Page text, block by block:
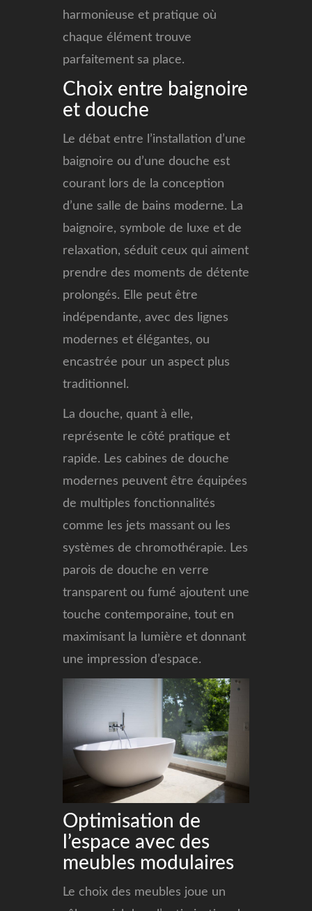
harmonieuse et pratique où
chaque élément trouve
parfaitement sa place.
Choix entre baignoire
et douche
Le débat entre l’installation d’une
baignoire ou d’une douche est
courant lors de la conception
d’une salle de bains moderne. La
baignoire, symbole de luxe et de
relaxation, séduit ceux qui aiment
prendre des moments de détente
prolongés. Elle peut être
indépendante, avec des lignes
modernes et élégantes, ou
encastrée pour un aspect plus
traditionnel.
La douche, quant à elle,
représente le côté pratique et
rapide. Les cabines de douche
modernes peuvent être équipées
de multiples fonctionnalités
comme les jets massant ou les
systèmes de chromothérapie. Les
parois de douche en verre
transparent ou fumé ajoutent une
touche contemporaine, tout en
maximisant la lumière et donnant
une impression d’espace.
Optimisation de
l’espace avec des
meubles modulaires
Le choix des meubles joue un